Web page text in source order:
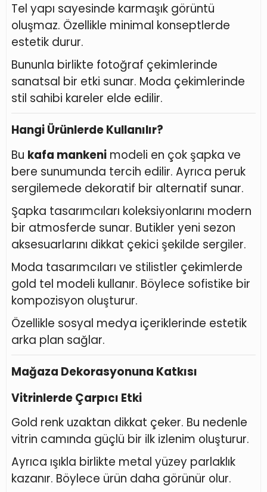
Tel yapı sayesinde karmaşık görüntü
oluşmaz. Özellikle minimal konseptlerde
estetik durur.
Bununla birlikte fotoğraf çekimlerinde
sanatsal bir etki sunar. Moda çekimlerinde
stil sahibi kareler elde edilir.
Hangi Ürünlerde Kullanılır?
Bu kafa mankeni modeli en çok şapka ve
bere sunumunda tercih edilir. Ayrıca peruk
sergilemede dekoratif bir alternatif sunar.
Şapka tasarımcıları koleksiyonlarını modern
bir atmosferde sunar. Butikler yeni sezon
aksesuarlarını dikkat çekici şekilde sergiler.
Moda tasarımcıları ve stilistler çekimlerde
gold tel modeli kullanır. Böylece sofistike bir
kompozisyon oluşturur.
Özellikle sosyal medya içeriklerinde estetik
arka plan sağlar.
Mağaza Dekorasyonuna Katkısı
Vitrinlerde Çarpıcı Etki
Gold renk uzaktan dikkat çeker. Bu nedenle
vitrin camında güçlü bir ilk izlenim oluşturur.
Ayrıca ışıkla birlikte metal yüzey parlaklık
kazanır. Böylece ürün daha görünür olur.